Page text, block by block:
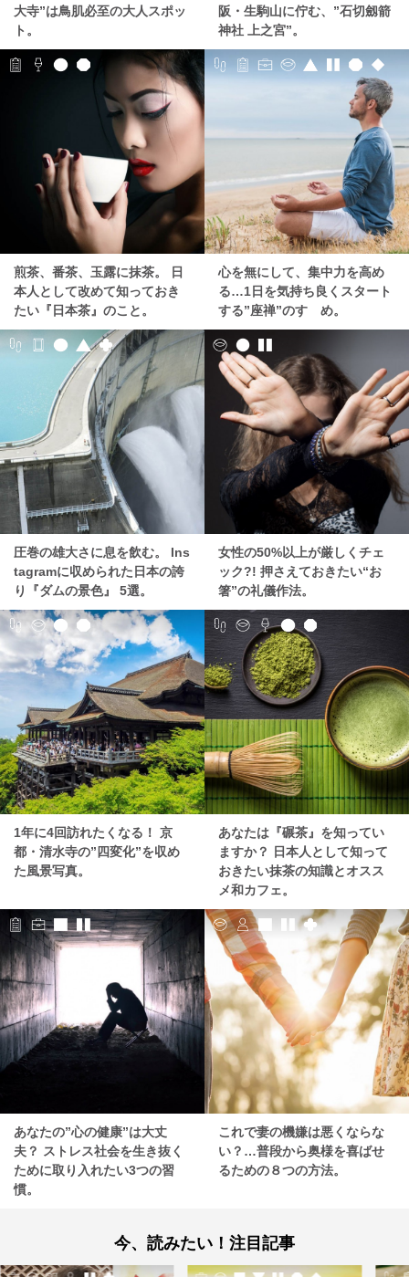
大寺”は鳥肌必至の大人スポッ
ト。
阪・生駒山に佇む、”石切劔箭
神社 上之宮”。
煎茶、番茶、玉露に抹茶。 日
本人として改めて知っておき
たい『日本茶』のこと。
心を無にして、集中力を高め
る…1日を気持ち良くスタート
する”座禅”のすゝめ。
圧巻の雄大さに息を飲む。 Ins
tagramに収められた日本の誇
り『ダムの景色』 5選。
女性の50%以上が厳しくチェ
ック?! 押さえておきたい“お
箸”の礼儀作法。
1年に4回訪れたくなる！ 京
都・清水寺の”四変化”を収め
た風景写真。
あなたは『碾茶』を知ってい
ますか？ 日本人として知って
おきたい抹茶の知識とオスス
メ和カフェ。
あなたの”心の健康”は大丈
夫？ ストレス社会を生き抜く
ために取り入れたい3つの習
慣。
これで妻の機嫌は悪くならな
い？…普段から奥様を喜ばせ
るための８つの方法。
今、読みたい！注目記事